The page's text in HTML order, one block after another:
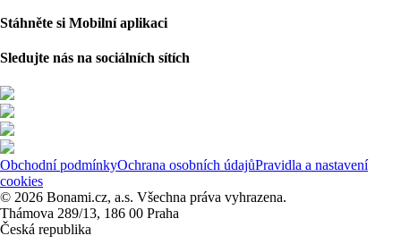
Stáhněte si Mobilní aplikaci
Sledujte nás na sociálních sítích
Obchodní podmínkyOchrana osobních údajůPravidla a nastavení
cookies
© 2026 Bonami.cz, a.s. Všechna práva vyhrazena.
Thámova 289/13, 186 00 Praha
Česká republika